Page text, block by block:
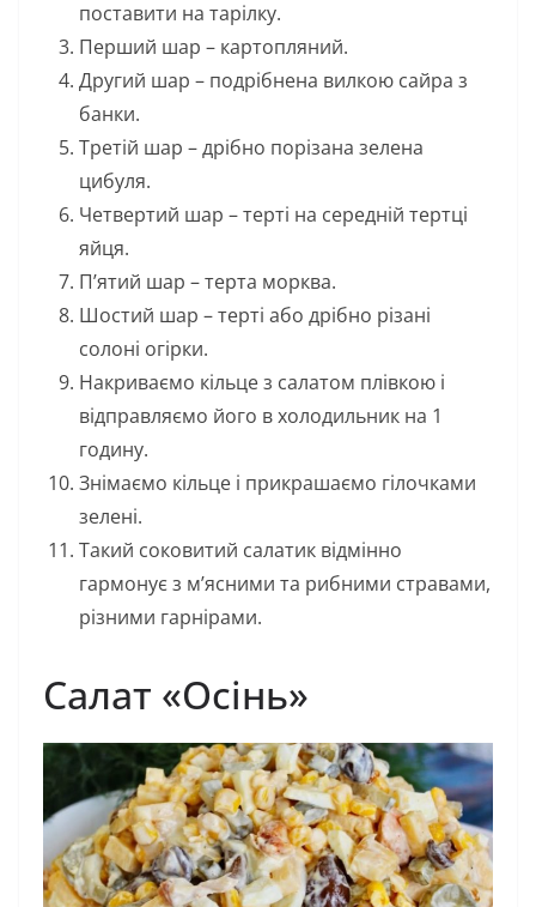
поставити на тарілку.
Перший шар – картопляний.
Другий шар – подрібнена вилкою сайра з
банки.
Третій шар – дрібно порізана зелена
цибуля.
Четвертий шар – терті на середній тертці
яйця.
П’ятий шар – терта морква.
Шостий шар – терті або дрібно різані
солоні огірки.
Накриваємо кільце з салатом плівкою і
відправляємо його в холодильник на 1
годину.
Знімаємо кільце і прикрашаємо гілочками
зелені.
Такий соковитий салатик відмінно
гармонує з м’ясними та рибними стравами,
різними гарнірами.
Салат «Осінь»